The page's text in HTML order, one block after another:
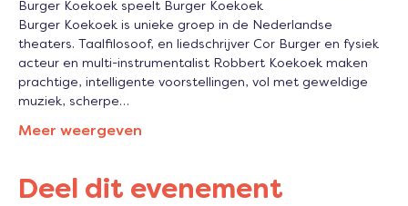
Burger Koekoek speelt Burger Koekoek
Burger Koekoek is unieke groep in de Nederlandse
theaters. Taalfilosoof, en liedschrijver Cor Burger en fysiek
acteur en multi-instrumentalist Robbert Koekoek maken
prachtige, intelligente voorstellingen, vol met geweldige
muziek, scherpe…
Meer weergeven
Deel dit evenement